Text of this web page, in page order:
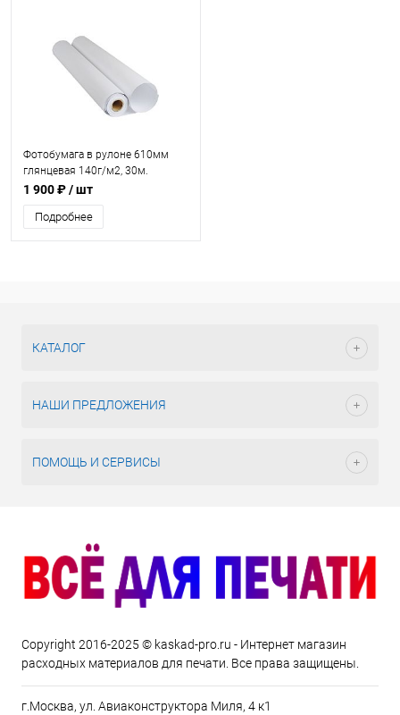
Фотобумага в рулоне 610мм
глянцевая 140г/м2, 30м.
1 900 ₽/ шт
Подробнее
КАТАЛОГ
НАШИ ПРЕДЛОЖЕНИЯ
ПОМОЩЬ И СЕРВИСЫ
Copyright 2016-2025 © kaskad-pro.ru - Интернет магазин
расходных материалов для печати. Все права защищены.
г.Москва, ул. Авиаконструктора Миля, 4 к1